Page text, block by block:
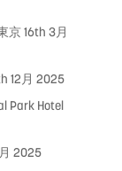
京16th 3月
12月 2025
Park Hotel
2025